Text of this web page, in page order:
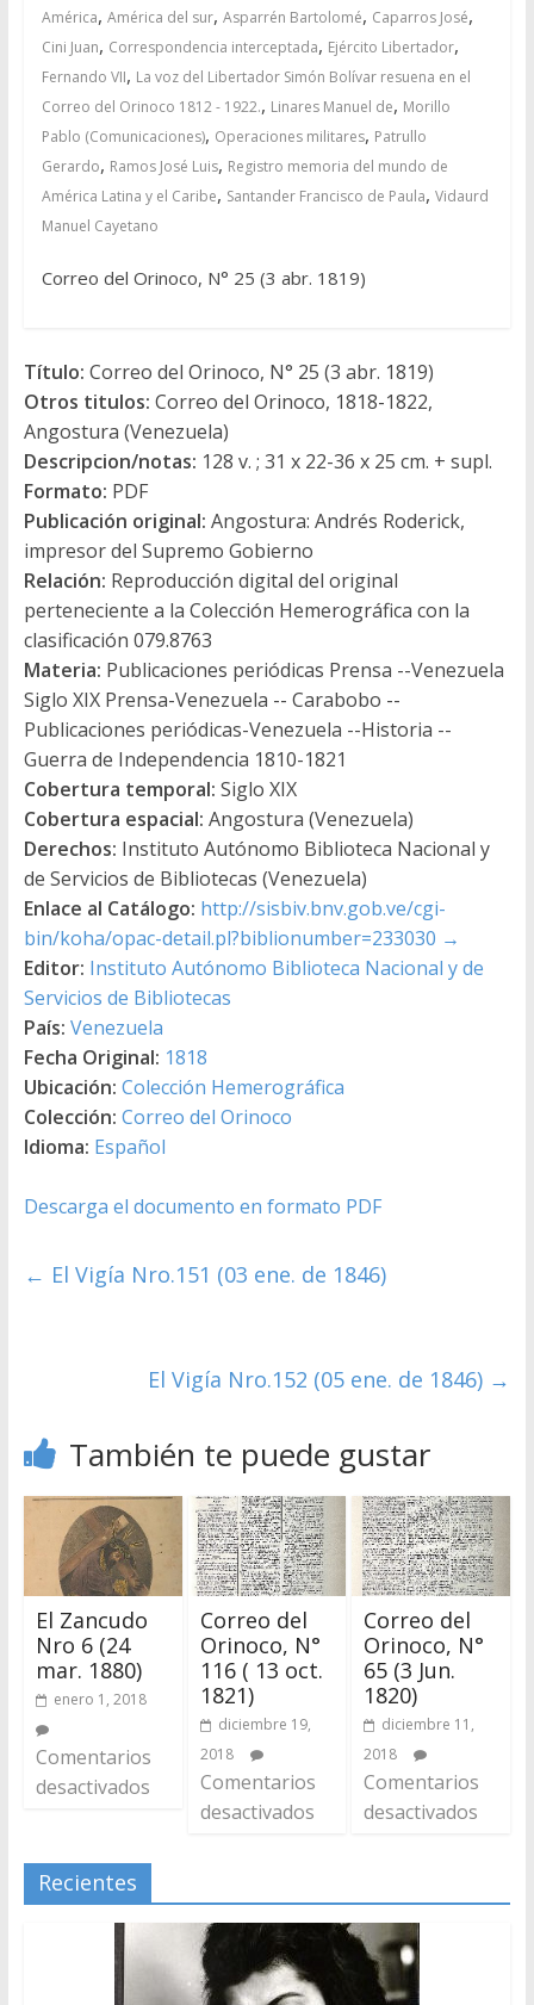
América, América del sur, Asparrén Bartolomé, Caparros José,
Cini Juan, Correspondencia interceptada, Ejército Libertador,
Fernando VII, La voz del Libertador Simón Bolívar resuena en el
Correo del Orinoco 1812 - 1922., Linares Manuel de, Morillo
Pablo (Comunicaciones), Operaciones militares, Patrullo
Gerardo, Ramos José Luis, Registro memoria del mundo de
América Latina y el Caribe, Santander Francisco de Paula, Vidaurd
Manuel Cayetano
Correo del Orinoco, N° 25 (3 abr. 1819)
Título: Correo del Orinoco, N° 25 (3 abr. 1819)
Otros titulos: Correo del Orinoco, 1818-1822,
Angostura (Venezuela)
Descripcion/notas: 128 v. ; 31 x 22-36 x 25 cm. + supl.
Formato: PDF
Publicación original: Angostura: Andrés Roderick,
impresor del Supremo Gobierno
Relación: Reproducción digital del original
perteneciente a la Colección Hemerográfica con la
clasificación 079.8763
Materia: Publicaciones periódicas Prensa --Venezuela
Siglo XIX Prensa-Venezuela -- Carabobo --
Publicaciones periódicas-Venezuela --Historia --
Guerra de Independencia 1810-1821
Cobertura temporal: Siglo XIX
Cobertura espacial: Angostura (Venezuela)
Derechos: Instituto Autónomo Biblioteca Nacional y
de Servicios de Bibliotecas (Venezuela)
Enlace al Catálogo: http://sisbiv.bnv.gob.ve/cgi-
bin/koha/opac-detail.pl?biblionumber=233030 →
Editor: Instituto Autónomo Biblioteca Nacional y de
Servicios de Bibliotecas
País: Venezuela
Fecha Original: 1818
Ubicación: Colección Hemerográfica
Colección: Correo del Orinoco
Idioma: Español
Descarga el documento en formato PDF
← El Vigía Nro.151 (03 ene. de 1846)
El Vigía Nro.152 (05 ene. de 1846) →
También te puede gustar
El Zancudo
Nro 6 (24
mar. 1880)
enero 1, 2018
Comentarios
desactivados
Correo del
Orinoco, N°
116 ( 13 oct.
1821)
diciembre 19,
2018
Comentarios
desactivados
Correo del
Orinoco, N°
65 (3 Jun.
1820)
diciembre 11,
2018
Comentarios
desactivados
Recientes